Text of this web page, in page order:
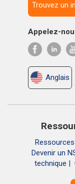
Trouvez un
Appelez-
Anglais
Ressources
Devenir un
technique |